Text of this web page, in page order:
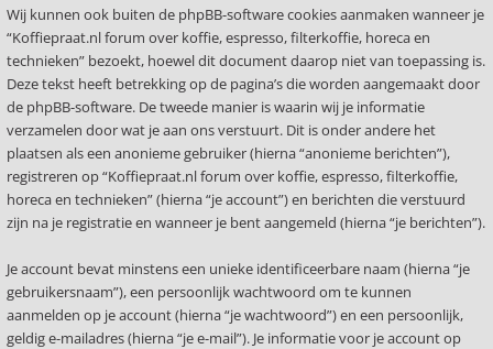
Wij kunnen ook buiten de phpBB-software cookies aanmaken wanneer je
“Koffiepraat.nl forum over koffie, espresso, filterkoffie, horeca en
technieken” bezoekt, hoewel dit document daarop niet van toepassing is.
Deze tekst heeft betrekking op de pagina’s die worden aangemaakt door
de phpBB-software. De tweede manier is waarin wij je informatie
verzamelen door wat je aan ons verstuurt. Dit is onder andere het
plaatsen als een anonieme gebruiker (hierna “anonieme berichten”),
registreren op “Koffiepraat.nl forum over koffie, espresso, filterkoffie,
horeca en technieken” (hierna “je account”) en berichten die verstuurd
zijn na je registratie en wanneer je bent aangemeld (hierna “je berichten”).
Je account bevat minstens een unieke identificeerbare naam (hierna “je
gebruikersnaam”), een persoonlijk wachtwoord om te kunnen
aanmelden op je account (hierna “je wachtwoord”) en een persoonlijk,
geldig e-mailadres (hierna “je e-mail”). Je informatie voor je account op